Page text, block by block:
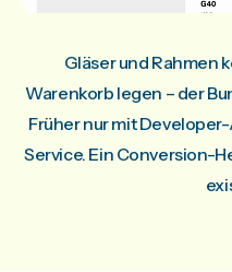
Gläser und Rahmen
Warenkorb legen – der
Früher nur mit
Service. Ein Conversion-